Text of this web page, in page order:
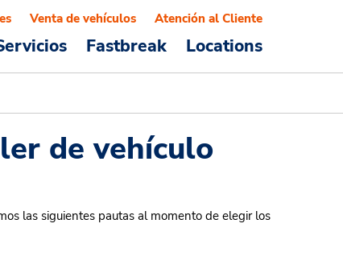
Fastbreak Locations
Venta de vehículos Atención al Cliente
de vehículo
las siguientes pautas al momento de elegir los